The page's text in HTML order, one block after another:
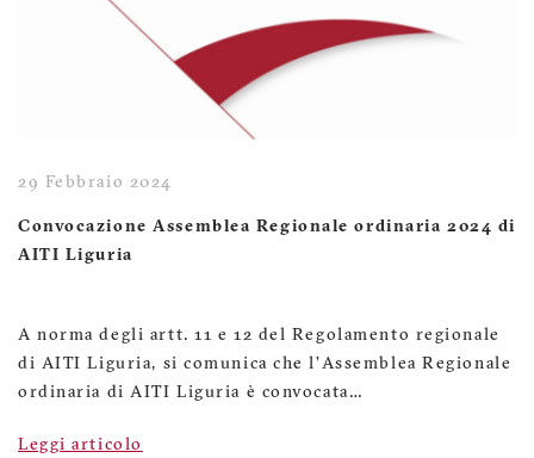
29 Febbraio 2024
Convocazione Assemblea Regionale ordinaria 2024 di
AITI Liguria
A norma degli artt. 11 e 12 del Regolamento regionale
di AITI Liguria, si comunica che l’Assemblea Regionale
ordinaria di AITI Liguria è convocata…
Leggi articolo